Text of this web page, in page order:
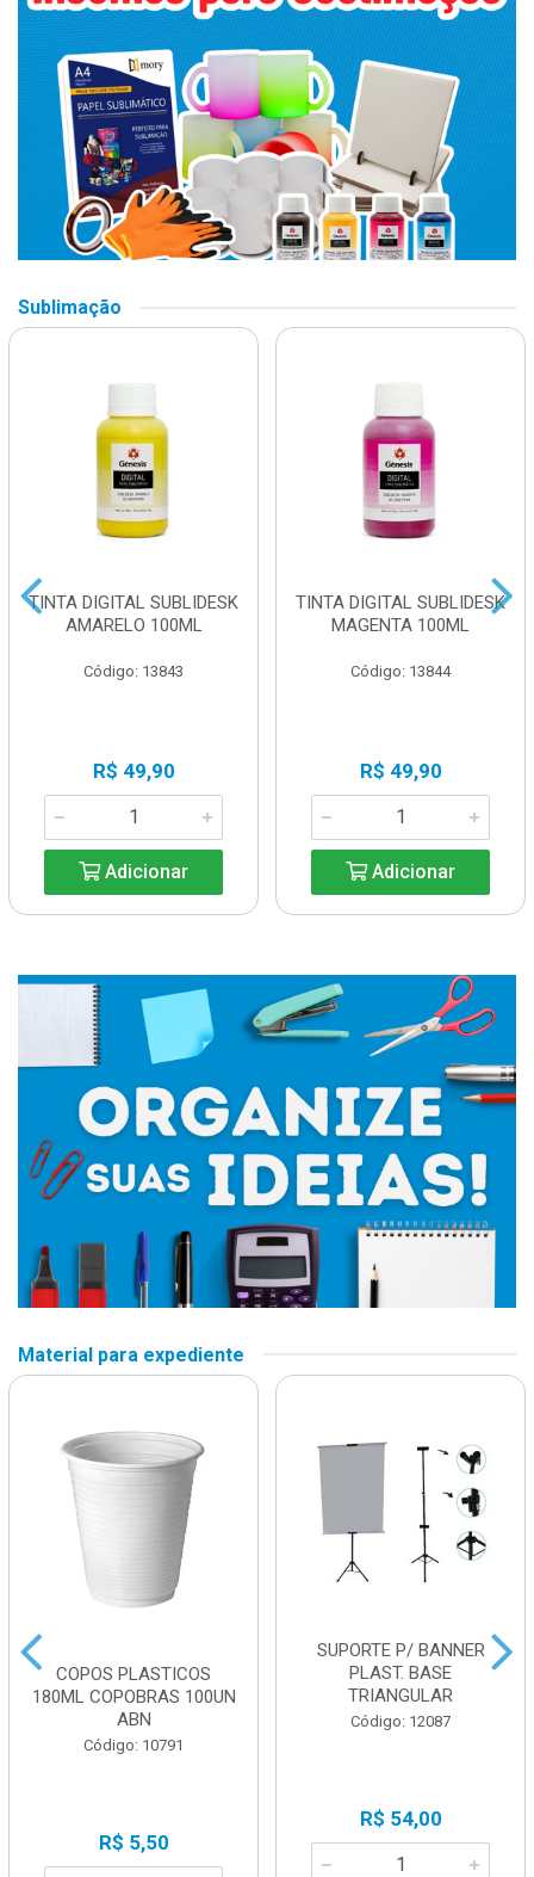
Sublimação
TINTA DIGITAL SUBLIDESK
AMARELO 100ML
Código: 13843
R$ 49,90
Adicionar
TINTA DIGITAL SUBLIDESK
MAGENTA 100ML
Código: 13844
R$ 49,90
Adicionar
Material para expediente
COPOS PLASTICOS
180ML COPOBRAS 100UN
ABN
Código: 10791
R$ 5,50
SUPORTE P/ BANNER
PLAST. BASE
TRIANGULAR
Código: 12087
R$ 54,00